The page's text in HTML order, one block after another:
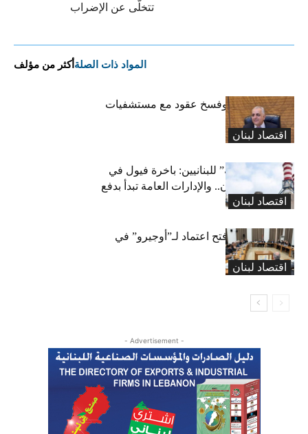
تتخلّى عن الإضراب
المواد ذات الصلة أكثر من مؤلف
اقتصاد لبنان
كركي: إنذارات وفسخ عقود مع مستشفيات
مخالفة
اقتصاد لبنان
بشرى “كهربائية” للبنانيين: باخرة فيول في
طريقها إلى لبنان.. والإدارات العامة تبدأ بدفع
متوجباتها
اقتصاد لبنان
لجنة المال تقرّ فتح اعتماد لـ”أوجيرو” في
موازنة 2026
- Advertisement -